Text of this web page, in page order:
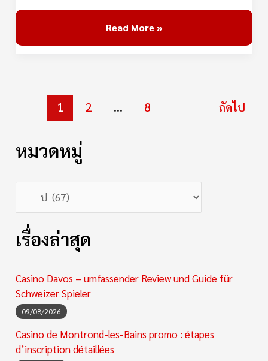
Read More »
1 2 … 8 ถัดไป
หมวดหมู่
เรื่องล่าสุด
Casino Davos – umfassender Review und Guide für
Schweizer Spieler
09/08/2026
Casino de Montrond-les-Bains promo : étapes
d’inscription détaillées